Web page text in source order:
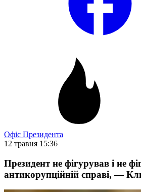
Офіс Президента
12 травня 15:36
Президент не фігурував і не
антикорупційній справі, —